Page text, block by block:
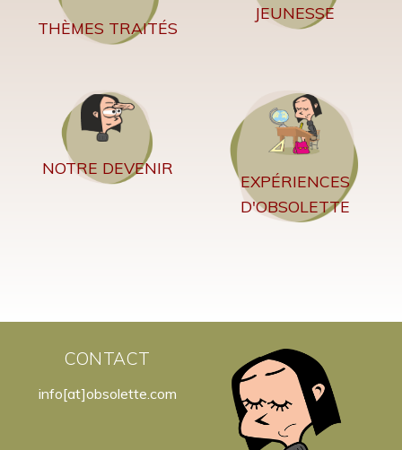
THÈMES TRAITÉS
JEUNESSE
NOTRE DEVENIR
EXPÉRIENCES
D'OBSOLETTE
CONTACT
info[at]obsolette.com